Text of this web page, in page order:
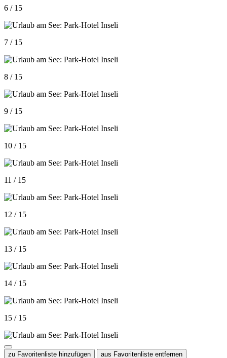
6 / 15
7 / 15
8 / 15
9 / 15
10 / 15
11 / 15
12 / 15
13 / 15
14 / 15
15 / 15
zu Favoritenliste hinzufügen aus Favoritenliste entfernen